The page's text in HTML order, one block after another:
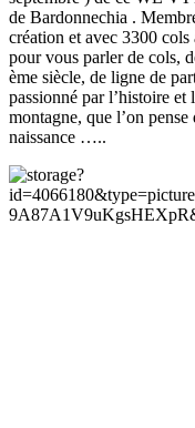
de Bardonnechia .
création et avec 3300
pour vous parler de cols,
ème siècle, de ligne de
passionné par l’histoire
montagne, que l’on
naissance …..